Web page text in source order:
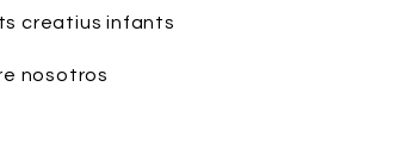
creatius infants
nosotros